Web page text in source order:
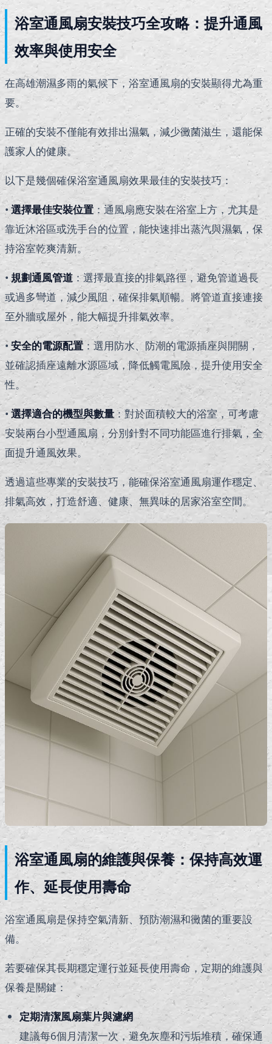
浴室通風扇安裝技巧全攻略：提升通風
效率與使用安全
在高雄潮濕多雨的氣候下，浴室通風扇的安裝顯得尤為重
要。
正確的安裝不僅能有效排出濕氣，減少黴菌滋生，還能保
護家人的健康。
以下是幾個確保浴室通風扇效果最佳的安裝技巧：
• 選擇最佳安裝位置 ：通風扇應安裝在浴室上方，尤其是
靠近沐浴區或洗手台的位置，能快速排出蒸汽與濕氣，保
持浴室乾爽清新。
• 規劃通風管道 ：選擇最直接的排氣路徑，避免管道過長
或過多彎道，減少風阻，確保排氣順暢。將管道直接連接
至外牆或屋外，能大幅提升排氣效率。
• 安全的電源配置：選用防水、防潮的電源插座與開關，
並確認插座遠離水源區域，降低觸電風險，提升使用安全
性。
• 選擇適合的機型與數量：對於面積較大的浴室，可考慮
安裝兩台小型通風扇，分別針對不同功能區進行排氣，全
面提升通風效果。
透過這些專業的安裝技巧，能確保浴室通風扇運作穩定、
排氣高效，打造舒適、健康、無異味的居家浴室空間。
浴室通風扇的維護與保養：保持高效運
作、延長使用壽命
浴室通風扇是保持空氣清新、預防潮濕和黴菌的重要設
備。
若要確保其長期穩定運行並延長使用壽命，定期的維護與
保養是關鍵：
定期清潔風扇葉片與濾網
建議每6個月清潔一次，避免灰塵和污垢堆積，確保通